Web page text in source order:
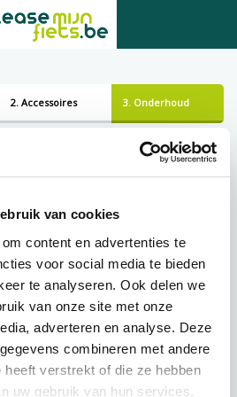
van cookies
content en advertenties te
voor social media te bieden
te analyseren. Ook delen we
van onze site met onze
adverteren en analyse. Deze
combineren met andere
heeft verstrekt of die ze hebben
uw gebruik van hun services.
2. Accessoires 3. Onderhoud
bij Lease-mijn-fiets.be
€43,85 p.m.